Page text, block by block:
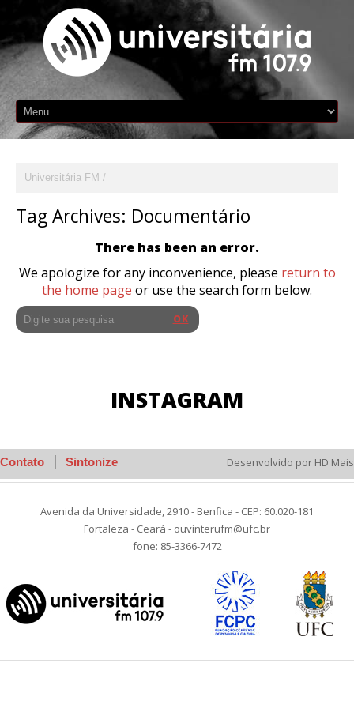
Universitária FM
Tag Archives: Documentário
There has been an error.
We apologize for any inconvenience, please return to
the home page or use the search form below.
INSTAGRAM
Contato Sintonize Desenvolvido por HD Mais
Avenida da Universidade, 2910 - Benfica - CEP: 60.020-181
Fortaleza - Ceará - ouvinterufm@ufc.br
fone: 85-3366-7472